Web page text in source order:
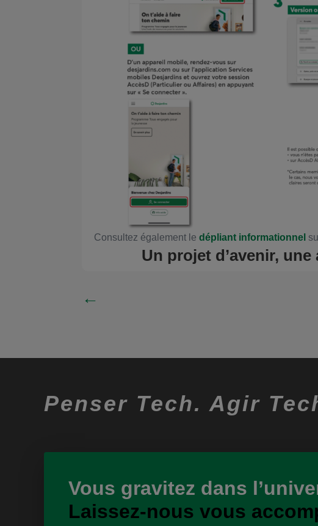
Consultez également le dépliant informationnel
Un projet d’avenir,
←
Penser Tech. Agir
Vous gravitez dans
Laissez-nous vous